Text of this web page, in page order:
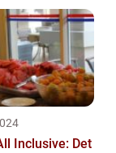
Inclusive: Det